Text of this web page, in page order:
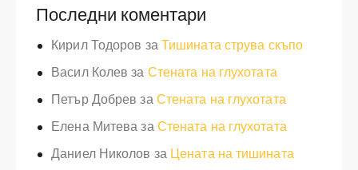
Последни коментари
Кирил Тодоров заТишината струва скъпо
Васил Колев за Стената на глухотата
Петър Добрев заСтената на глухотата
Елена МитевазаСтената на глухотата
Даниел Николов за Цената на тишината